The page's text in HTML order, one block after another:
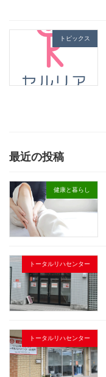
トピックス
最近の投稿
健康と暮らし
トータルリハセンター
トータルリハセンター